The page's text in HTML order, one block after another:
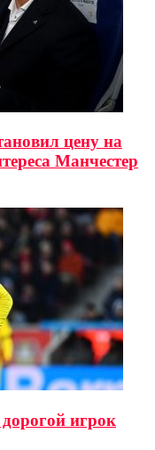
цену на
Манчестер
игрок